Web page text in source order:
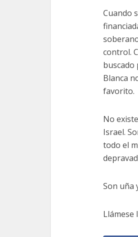
Cuando
control.
buscado
Blanca
favorito.
No
Israel.
todo el
Son uña
Llámese